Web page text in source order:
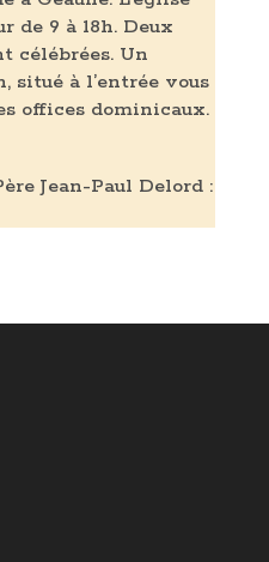
de 9 à 18h. Deux
célébrées. Un
situé à l’entrée vous
offices dominicaux.
Jean-Paul Delord :